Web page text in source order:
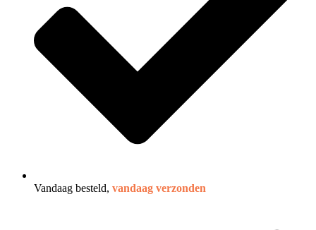
Vandaag besteld, vandaag verzonden